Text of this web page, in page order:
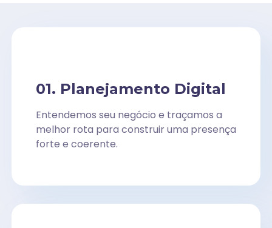
01. Planejamento Digital
Entendemos seu negócio e traçamos a
melhor rota para construir uma presença
forte e coerente.